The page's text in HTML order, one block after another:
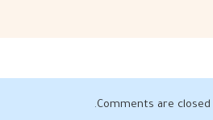
Comments are closed.